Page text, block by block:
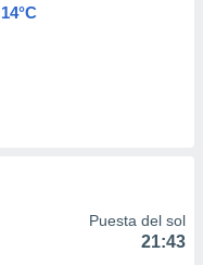
14°C
Puesta del sol
21:43